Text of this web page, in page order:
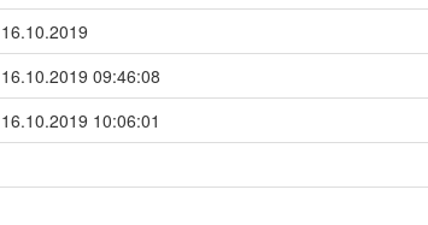
16.10.2019
16.10.2019 09:46:08
16.10.2019 10:06:01